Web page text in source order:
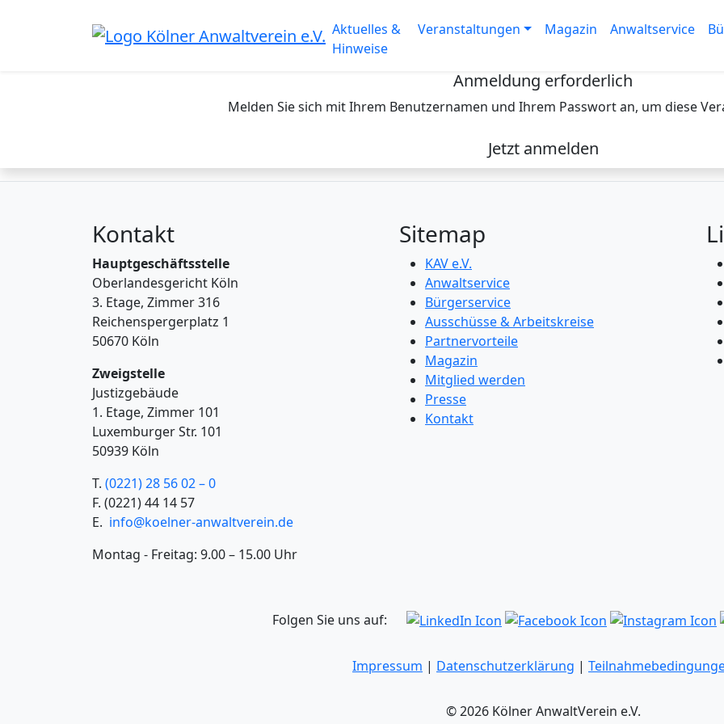
Aktuelles &
Hinweise
Veranstaltungen Magazin Anwaltservice
Anmeldung erforderlich
Melden Sie sich mit Ihrem Benutzernamen und Ihrem Passwort an, um diese
Jetzt anmelden
Kontakt
Hauptgeschäftsstelle
Oberlandesgericht Köln
3. Etage, Zimmer 316
Reichenspergerplatz 1
50670 Köln
Zweigstelle
Justizgebäude
1. Etage, Zimmer 101
Luxemburger Str. 101
50939 Köln
T. (0221) 28 56 02 – 0
F. (0221) 44 14 57
E. info@koelner-anwaltverein.de
Montag - Freitag: 9.00 – 15.00 Uhr
Sitemap
KAV e.V.
Anwaltservice
Bürgerservice
Ausschüsse & Arbeitskreise
Partnervorteile
Magazin
Mitglied werden
Presse
Kontakt
Folgen Sie uns auf:
Impressum | Datenschutzerklärung |
© 2026 Kölner AnwaltVerein e.V.